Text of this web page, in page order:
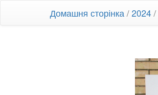
Домашня сторінка /2024/